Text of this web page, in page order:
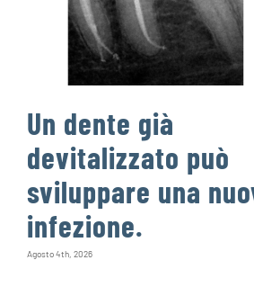
Un dente già
devitalizzato può
sviluppare una
infezione.
Agosto 4th, 2026